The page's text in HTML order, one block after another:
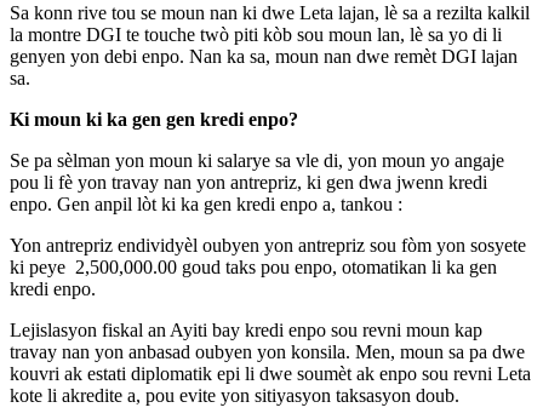
Sa konn rive tou se moun nan ki dwe Leta lajan, lè sa a rezilta kalkil
la montre DGI te touche twò piti kòb sou moun lan, lè sa yo di li
genyen yon debi enpo. Nan ka sa, moun nan dwe remèt DGI lajan
sa.
Ki moun ki ka gen gen kredi enpo?
Se pa sèlman yon moun ki salarye sa vle di, yon moun yo angaje
pou li fè yon travay nan yon antrepriz, ki gen dwa jwenn kredi
enpo. Gen anpil lòt ki ka gen kredi enpo a, tankou :
Yon antrepriz endividyèl oubyen yon antrepriz sou fòm yon sosyete
ki peye 2,500,000.00 goud taks pou enpo, otomatikan li ka gen
kredi enpo.
Lejislasyon fiskal an Ayiti bay kredi enpo sou revni moun kap
travay nan yon anbasad oubyen yon konsila. Men, moun sa pa dwe
kouvri ak estati diplomatik epi li dwe soumèt ak enpo sou revni Leta
kote li akredite a, pou evite yon sitiyasyon taksasyon doub.